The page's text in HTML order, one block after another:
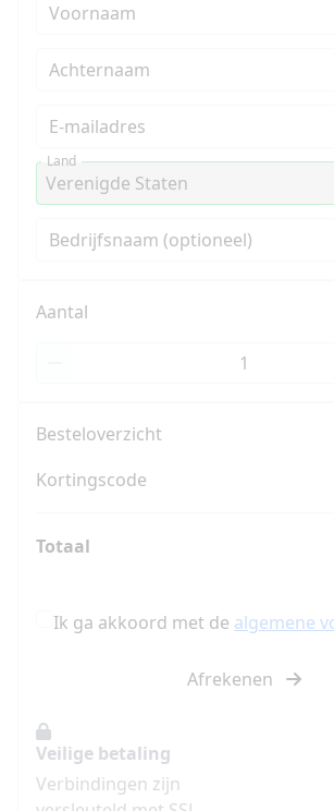
Voornaam
Achternaam
E-mailadres
Land
Bedrijfsnaam (optioneel)
Aantal
Besteloverzicht
Kortingscode
Totaal
Ik ga akkoord met de algemene
Afrekenen
Veilige betaling
Verbindingen zijn